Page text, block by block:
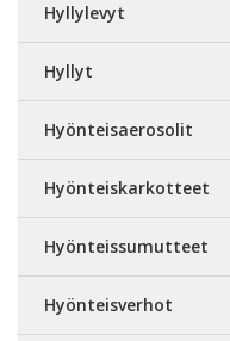
Hyllylevyt
Hyllyt
Hyönteisaerosolit
Hyönteiskarkotteet
Hyönteissumutteet
Hyönteisverhot